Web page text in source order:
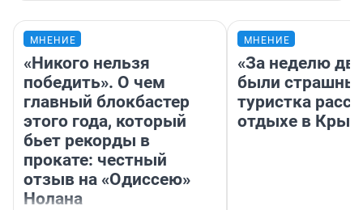
МНЕНИЕ
«Никого нельзя
победить». О чем
главный блокбастер
этого года, который
бьет рекорды в
прокате: честный
отзыв на «Одиссею»
Нолана
МНЕНИЕ
«За неделю
были
туристка
отдыхе в